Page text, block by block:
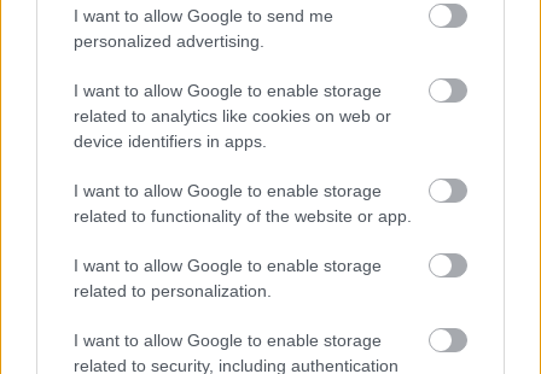
I want to allow Google to send me
personalized advertising.
I want to allow Google to enable storage
related to analytics like cookies on web or
device identifiers in apps.
I want to allow Google to enable storage
related to functionality of the website or app.
I want to allow Google to enable storage
related to personalization.
I want to allow Google to enable storage
related to security, including authentication
харагдаж, өтгөн өсөлт, эрч хүчийг нь онцолж өгдөг.
ирмэг дээр хэсэгчлэн байрладаг. Уян хатан
хоолой нь насосноос сунаж, гадагшаа муруйж,
тунгалаг усны урсгалыг суваг руу буцааж
жижиг нуман үүсгэн доор урсаж буй урсгал руу
цацагддаг. Усны хөдөлгөөн нь нарны гэрэл хөдөлж буй
үүсгэдэг. Насос нь бат бөх, ажиллагаатай харагдаж
байгаа нь тариалалтын талбайгаар усыг
тасралтгүй урсгах зориулалттай хяналттай
эргэлтийн усжуулалт эсвэл аквапоник